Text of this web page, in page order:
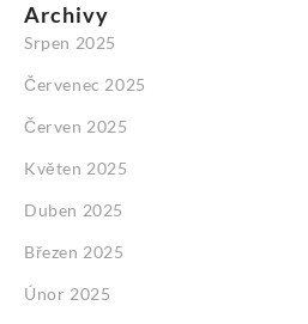
Archivy
Srpen 2025
Červenec 2025
Červen 2025
Květen 2025
Duben 2025
Březen 2025
Únor 2025